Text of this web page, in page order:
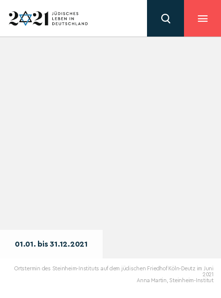
01.01. bis 31.12.2021
Ortstermin des Steinheim-Instituts auf dem jüdischen Friedhof Köln-Deutz im Juni
2021
Anna Martin, Steinheim-Institut